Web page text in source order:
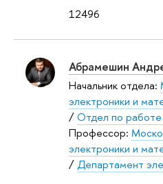
12496
Абрамешин
Начальник отдела:
электроники и
/Отдел по работе
Профессор:
электроники и
/Департамент